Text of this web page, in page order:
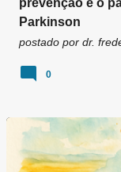
Parkinson
postado por dr.
0